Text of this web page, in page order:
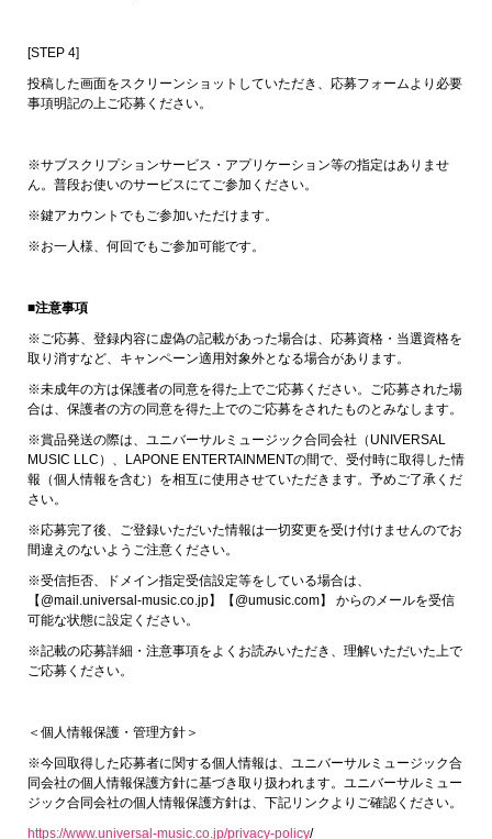
[STEP 4]
投稿した画面をスクリーンショットしていただき、応募フォームより必要
事項明記の上ご応募ください。
※サブスクリプションサービス・アプリケーション等の指定はありませ
ん。普段お使いのサービスにてご参加ください。
※鍵アカウントでもご参加いただけます。
※お一人様、何回でもご参加可能です。
■注意事項
※ご応募、登録内容に虚偽の記載があった場合は、応募資格・当選資格を
取り消すなど、キャンペーン適用対象外となる場合があります。
※未成年の方は保護者の同意を得た上でご応募ください。ご応募された場
合は、保護者の方の同意を得た上でのご応募をされたものとみなします。
※賞品発送の際は、ユニバーサルミュージック合同会社（UNIVERSAL
MUSIC LLC）、LAPONE ENTERTAINMENTの間で、受付時に取得した情
報（個人情報を含む）を相互に使用させていただきます。予めご了承くだ
さい。
※応募完了後、ご登録いただいた情報は一切変更を受け付けませんのでお
間違えのないようご注意ください。
※受信拒否、ドメイン指定受信設定等をしている場合は、
【@mail.universal-music.co.jp】【@umusic.com】 からのメールを受信
可能な状態に設定ください。
※記載の応募詳細・注意事項をよくお読みいただき、理解いただいた上で
ご応募ください。
＜個人情報保護・管理方針＞
※今回取得した応募者に関する個人情報は、ユニバーサルミュージック合
同会社の個人情報保護方針に基づき取り扱われます。ユニバーサルミュー
ジック合同会社の個人情報保護方針は、下記リンクよりご確認ください。
https://www.universal-music.co.jp/privacy-policy/